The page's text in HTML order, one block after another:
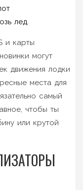
лед.
и карты
могут
движения лодки
места для
самый
чтобы ты
или крутой